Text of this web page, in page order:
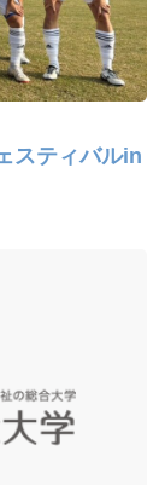
スティバルin